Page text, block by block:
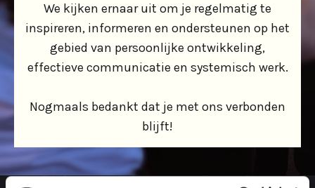
We kijken ernaar uit om je regelmatig te
inspireren, informeren en ondersteunen op het
gebied van persoonlijke ontwikkeling,
effectieve communicatie en systemisch werk.
Nogmaals bedankt dat je met ons verbonden
blijft!